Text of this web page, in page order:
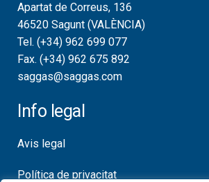
Apartat de Correus, 136
46520 Sagunt (VALÈNCIA)
Tel. (+34) 962 699 077
Fax. (+34) 962 675 892
saggas@saggas.com
Info legal
Avis legal
Política de privacitat